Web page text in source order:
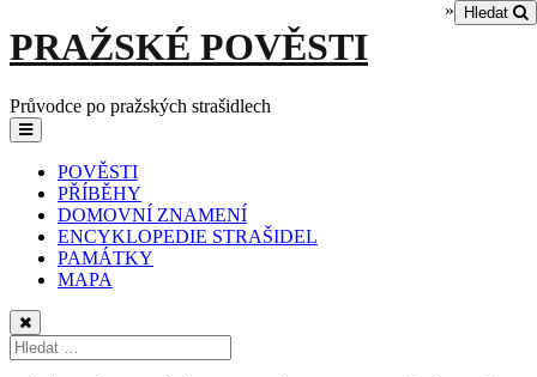
Skip
to
PRAŽSKÉ POVĚSTI
Průvodce po pražských strašidlech
Main
navigation
Menu
POVĚSTI
PŘÍBĚHY
DOMOVNÍ ZNAMENÍ
ENCYKLOPEDIE STRAŠIDEL
PAMÁTKY
MAPA
» Hledat